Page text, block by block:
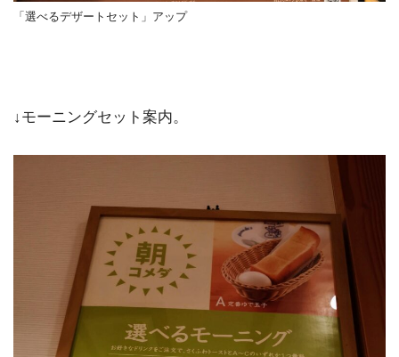
「選べるデザートセット」アップ
↓モーニングセット案内。